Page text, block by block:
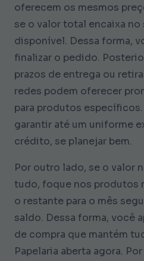
oferecem os mesmos
se o valor total encaixa
disponível. Dessa forma,
finalizar o pedido.
prazos de entrega ou
redes podem oferecer
para produtos
garantir até um uniforme
crédito, se planejar bem.
Por outro lado, se o valor
tudo, foque nos produtos
o restante para o mês
saldo. Dessa forma, você
de compra que mantém
Papelaria aberta agora.